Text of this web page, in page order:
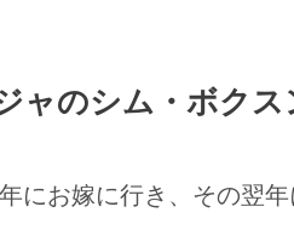
ャのシム・ボク
にお嫁に行き、その翌